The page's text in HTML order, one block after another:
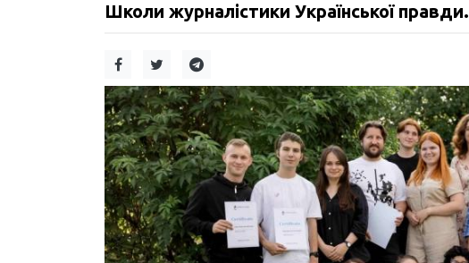
Школи журналістики Української правди.